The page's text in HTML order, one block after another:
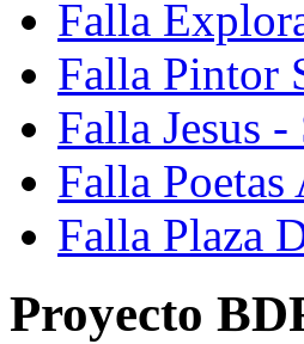
Falla
Falla Pintor
Falla Jesus
Falla
Falla Plaza
Proyecto